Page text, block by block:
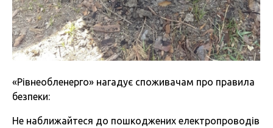
«Рівнеобленерго» нагадує споживачам про правила
безпеки:
Не наближайтеся до пошкоджених електропроводів